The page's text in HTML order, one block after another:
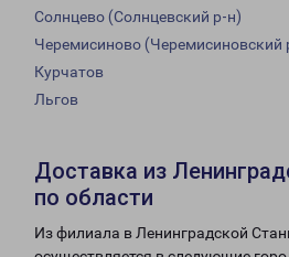
Солнцево (Солнцевский р-н)
Черемисиново (Черемисиновский
Курчатов
Льгов
Доставка из
по области
Из филиала в Ленинградской